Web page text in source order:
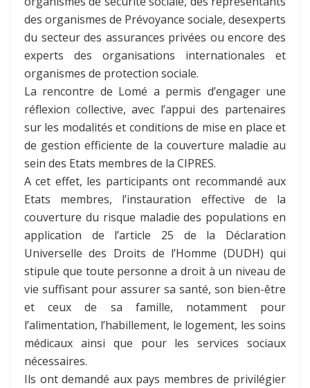
des organismes de Prévoyance sociale, desexperts
du secteur des assurances privées ou encore des
experts des organisations internationales et
organismes de protection sociale.
La rencontre de Lomé a permis d’engager une
réflexion collective, avec l’appui des partenaires
sur les modalités et conditions de mise en place et
de gestion efficiente de la couverture maladie au
sein des Etats membres de la CIPRES.
A cet effet, les participants ont recommandé aux
Etats membres, l’instauration effective de la
couverture du risque maladie des populations en
application de l’article 25 de la Déclaration
Universelle des Droits de l’Homme (DUDH) qui
stipule que toute personne a droit à un niveau de
vie suffisant pour assurer sa santé, son bien-être
et ceux de sa famille, notamment pour
l’alimentation, l’habillement, le logement, les soins
médicaux ainsi que pour les services sociaux
nécessaires.
Ils ont demandé aux pays membres de privilégier